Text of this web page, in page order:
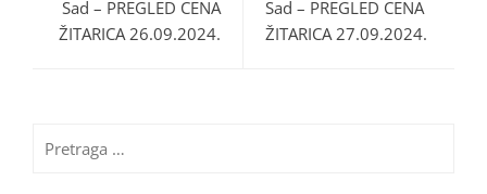
Sad – PREGLED CENA
ŽITARICA 26.09.2024.
Sad – PREGLED CENA
ŽITARICA 27.09.2024.
za: